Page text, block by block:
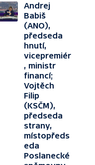
Andrej
Babiš
(ANO),
předseda
hnutí,
vicepremiér
, ministr
financí;
Vojtěch
Filip
(KSČM),
předseda
strany,
místopředs
eda
Poslanecké